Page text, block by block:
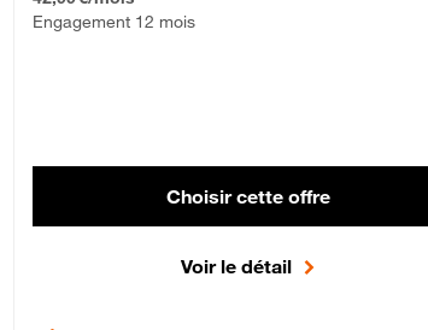
Engagement 12 mois
Choisir cette offre
Voir le détail